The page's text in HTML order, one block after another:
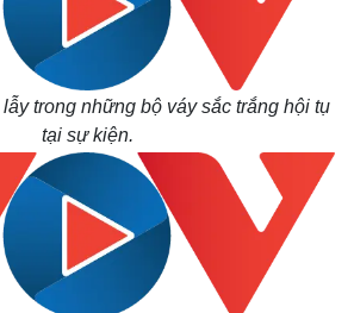
trong những bộ váy sắc trắng hội tụ
tại sự kiện.